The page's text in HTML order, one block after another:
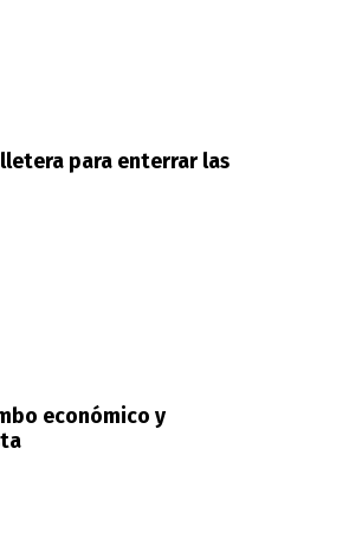
para enterrar las
económico y